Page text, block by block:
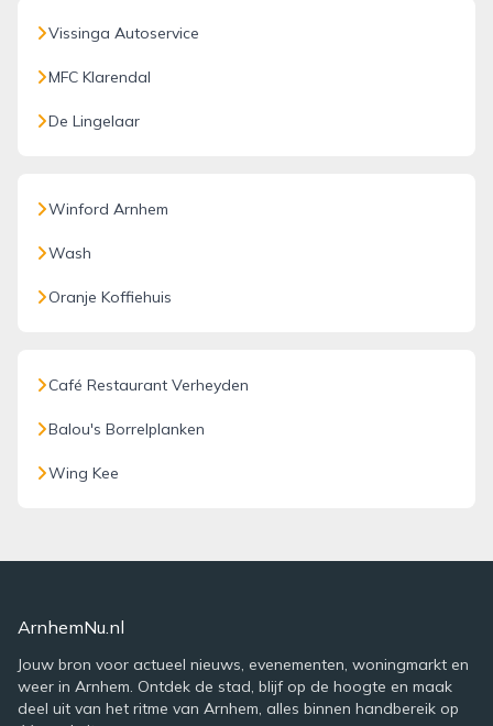
Vissinga Autoservice
MFC Klarendal
De Lingelaar
Winford Arnhem
Wash
Oranje Koffiehuis
Café Restaurant Verheyden
Balou's Borrelplanken
Wing Kee
ArnhemNu.nl
Jouw bron voor actueel nieuws, evenementen, woningmarkt en
weer in Arnhem. Ontdek de stad, blijf op de hoogte en maak
deel uit van het ritme van Arnhem, alles binnen handbereik op